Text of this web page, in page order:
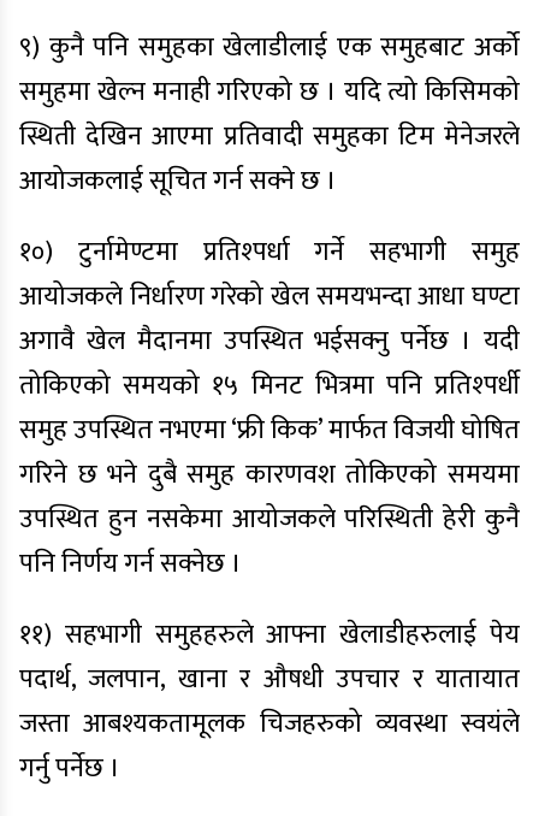
९) कुनै पनि समुहका खेलाडीलाई एक समुहबाट अर्को
समुहमा खेल्न मनाही गरिएको छ । यदि त्यो किसिमको
स्थिती देखिन आएमा प्रतिवादी समुहका टिम मेनेजरले
आयोजकलाई सूचित गर्न सक्ने छ ।
१०) टुर्नामेण्टमा प्रतिश्पर्धा गर्ने सहभागी समुह
आयोजकले निर्धारण गरेको खेल समयभन्दा आधा घण्टा
अगावै खेल मैदानमा उपस्थित भईसक्नु पर्नेछ । यदी
तोकिएको समयको १५ मिनट भित्रमा पनि प्रतिश्पर्धी
समुह उपस्थित नभएमा ‘फ्री किक’ मार्फत विजयी घोषित
गरिने छ भने दुबै समुह कारणवश तोकिएको समयमा
उपस्थित हुन नसकेमा आयोजकले परिस्थिती हेरी कुनै
पनि निर्णय गर्न सक्नेछ ।
११) सहभागी समुहहरुले आफ्ना खेलाडीहरुलाई पेय
पदार्थ, जलपान, खाना र औषधी उपचार र यातायात
जस्ता आबश्यकतामूलक चिजहरुको व्यवस्था स्वयंले
गर्नु पर्नेछ ।